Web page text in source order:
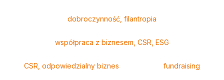
dobroczynność, filantropia
współpraca z biznesem, CSR, ESG
CSR, odpowiedzialny biznes fundraising